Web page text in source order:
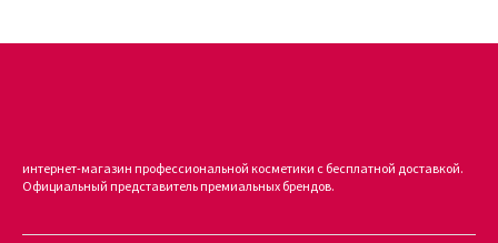
интернет-магазин профессиональной косметики с бесплатной доставкой.
Официальный представитель премиальных брендов.